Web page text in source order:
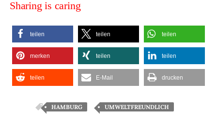
Sharing is caring
teilen teilen teilen
merken teilen teilen
teilen E-Mail drucken
HAMBURG , UMWELTFREUNDLICH